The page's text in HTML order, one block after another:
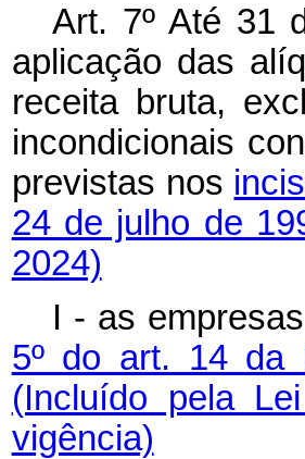
Art. 7º Até 31
aplicação das
receita bruta,
incondicionais
previstas nos
24 de julho de
2024)
I - as
5º do art. 14 da
(Incluído pela
vigência)